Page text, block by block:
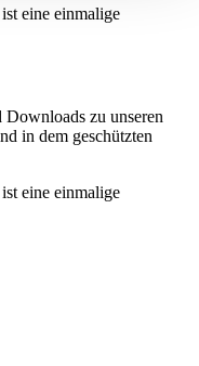
ist eine einmalige
zu unseren
in dem geschützten
ist eine einmalige